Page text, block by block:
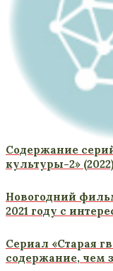
Содержание
культуры-2»
Новогодний
2021 году с
Сериал «Старая
содержание, чем